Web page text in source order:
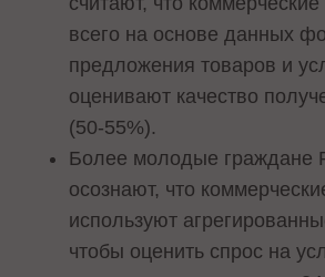
всего на основе данных
предложения товаров и
оценивают качество
(50-55%).
Более молодые граждане
осознают, что
используют
чтобы оценить спрос на